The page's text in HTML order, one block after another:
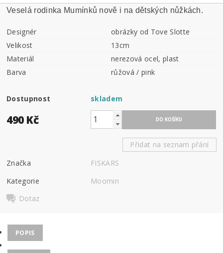
Veselá rodinka Mumínků nově i na dětských nůžkách.
Designér
obrázky od Tove Slotte
Velikost
13cm
Materiál
nerezová ocel, plast
Barva
růžová / pink
Dostupnost skladem
490 Kč
Přidat na seznam přání
Značka
FISKARS
Kategorie
Moomin
Dotaz
POPIS